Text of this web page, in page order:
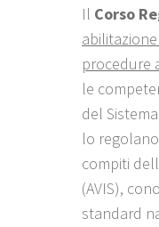
Il Corso
procedure
le
del
lo
compiti
(AVIS),
standard